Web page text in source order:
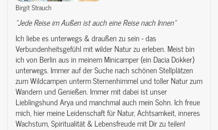
Birgit Strauch
"Jede Reise im Außen ist auch eine Reise nach Innen"
Ich liebe es unterwegs & draußen zu sein - das
Verbundenheitsgefühl mit wilder Natur zu erleben. Meist bin
ich von Berlin aus in meinem Minicamper (ein Dacia Dokker)
unterwegs. Immer auf der Suche nach schönen Stellplätzen
zum Wildcampen unterm Sternenhimmel und toller Natur zum
Wandern und Genießen. Immer mit dabei ist unser
Lieblingshund Arya und manchmal auch mein Sohn. Ich freue
mich, hier meine Leidenschaft für Natur, Achtsamkeit, inneres
Wachstum, Spiritualität & Lebensfreude mit Dir zu teilen!